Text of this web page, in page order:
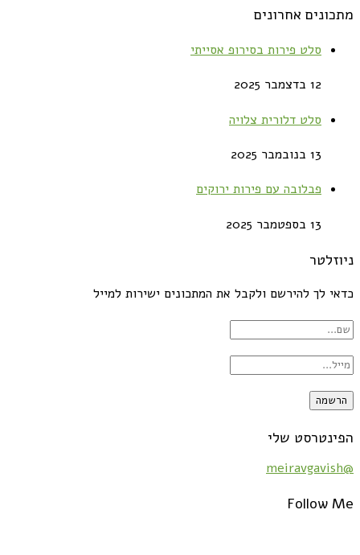
מתכונים אחרונים
סלט פירות בסירופ אסייתי
12 בדצמבר 2025
סלט דלורית צלויה
13 בנובמבר 2025
פבלובה עם פירות ירוקים
13 בספטמבר 2025
ניוזלטר
כדאי לך להירשם ולקבל את המתכונים ישירות למייל
הפינטרסט שלי
@meiravgavish
Follow Me